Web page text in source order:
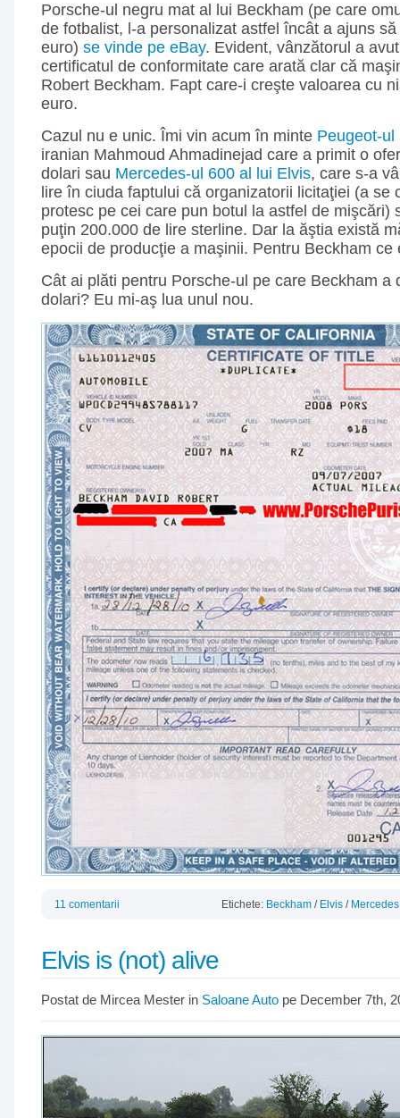
Porsche-ul negru mat al lui Beckham (pe care
de fotbalist, l-a personalizat astfel încât a ajuns
euro) se vinde pe eBay. Evident, vânzătorul a
certificatul de conformitate care arată clar că
Robert Beckham. Fapt care-i creşte valoarea cu
euro.
Cazul nu e unic. Îmi vin acum în minte Peugeot-ul
iranian Mahmoud Ahmadinejad care a primit o
dolari sau Mercedes-ul 600 al lui Elvis, care s-a
lire în ciuda faptului că organizatorii licitaţiei (a se
protesc pe cei care pun botul la astfel de mişcări)
puţin 200.000 de lire sterline. Dar la ăştia există
epocii de producţie a maşinii. Pentru Beckham ce
Cât ai plăti pentru Porsche-ul pe care Beckham a
dolari? Eu mi-aş lua unul nou.
11 comentarii Etichete: Beckham / Elvis / Mercedes
Elvis is (not) alive
Postat de Mircea Mester in Saloane Auto pe December 7th,